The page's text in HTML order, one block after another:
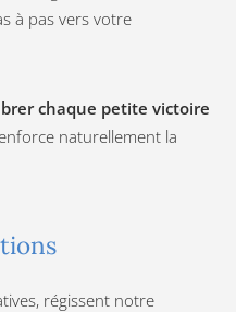
à pas vers votre
chaque petite victoire
naturellement la
régissent notre